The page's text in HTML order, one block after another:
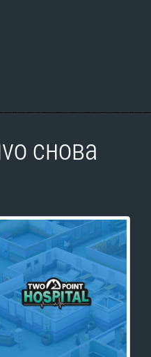
снова